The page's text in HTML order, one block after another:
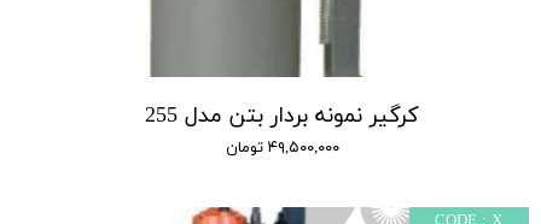
کرگیر نمونه بردار بتن مدل 255
۴۹,۵۰۰,۰۰۰ تومان